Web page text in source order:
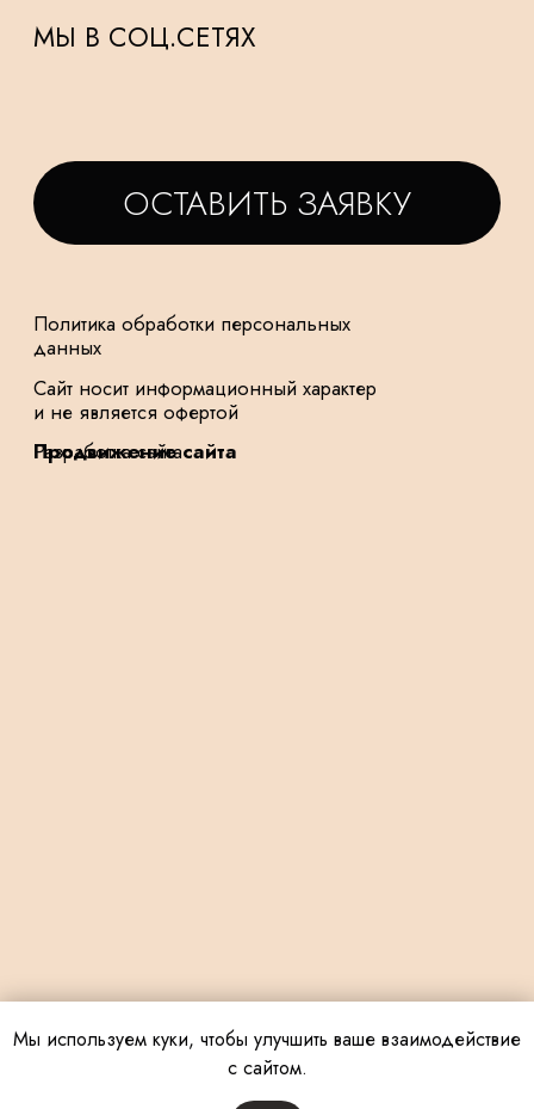
Мы используем куки, чтобы улучшить ваше взаимодействие
с сайтом.